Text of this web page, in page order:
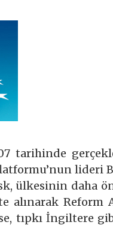
tarihinde
lideri
ülkesinin daha
Reform
tıpkı İngiltere